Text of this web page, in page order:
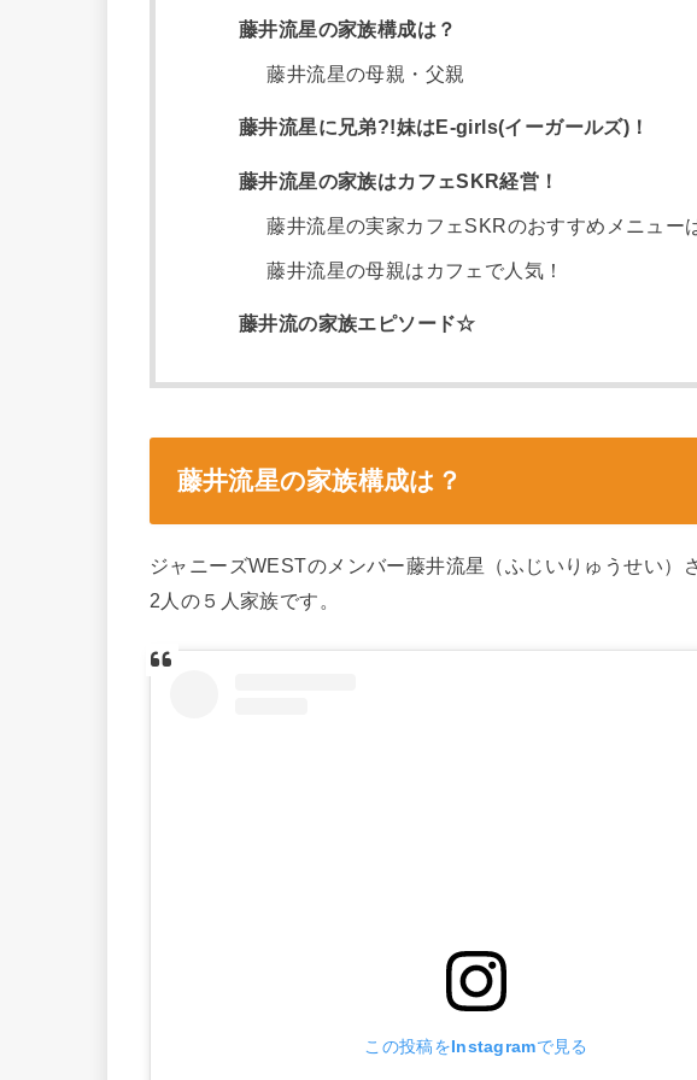
藤井流星の家族構成は？
藤井流星の母親・父親
藤井流星に兄弟?!妹はE-girls(イーガールズ)！
藤井流星の家族はカフェSKR経営！
藤井流星の実家カフェSKRのおすすめメニュー
藤井流星の母親はカフェで人気！
藤井流の家族エピソード☆
藤井流星の家族構成は？
ジャニーズWESTのメンバー藤井流星（ふじいりゅうせい）
2人の５人家族です。
この投稿をInstagramで見る